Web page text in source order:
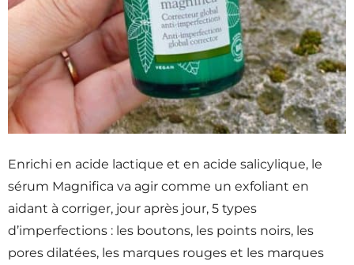
Enrichi en acide lactique et en acide salicylique, le
sérum Magnifica va agir comme un exfoliant en
aidant à corriger, jour après jour, 5 types
d’imperfections : les boutons, les points noirs, les
pores dilatées, les marques rouges et les marques